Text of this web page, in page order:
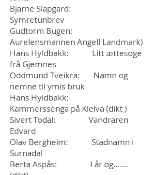
Bjarne Slapgard:
Symretunbrev
Gudtorm Bugen:
Aurelensmannen Angell Landmark)
Hans Hyldbakk: Litt ættesoge
frå Gjemnes
Oddmund Tveikra: Namn og
nemne til ymis bruk
Hans Hyldbakk:
Kammerssenga på Kleiva (dikt )
Sivert Todal: Vandraren
Edvard
Olav Bergheim: Stadnamn i
Surnadal
Berta Aspås: I år og…….